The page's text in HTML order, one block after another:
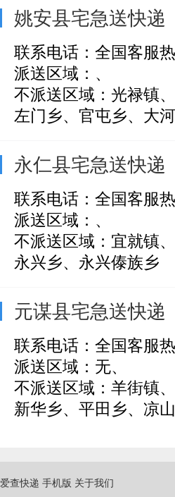
姚安县宅急送快递
联系电话：全国客服
派送区域：、
不派送区域：光禄镇
左门乡、官屯乡、大
永仁县宅急送快递
联系电话：全国客服
派送区域：、
不派送区域：宜就镇
永兴乡、永兴傣族乡
元谋县宅急送快递
联系电话：全国客服
派送区域：无、
不派送区域：羊街镇
新华乡、平田乡、凉
爱查快递 手机版 关于我们